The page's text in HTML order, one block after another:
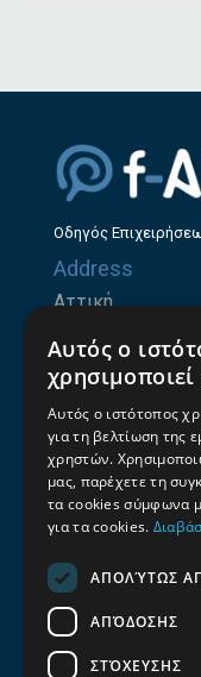
Οδηγός
Address
Αττική
Θεσσαλία
Ηρώων
Επαγγελματικός
Emails
Contacts
+30 2106100088
+30 2410533884
Αυτός ο
Αυτός ο ιστότοπος
για τη βελτίωση της
χρηστών.
μας, παρέχετε τη
τα cookies σύμφωνα
για τα cookies.
ΑΠΟΛΎΤΩΣ
ΑΠΌΔΟΣΗΣ
ΣΤΌΧΕΥΣΗΣ